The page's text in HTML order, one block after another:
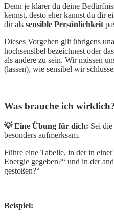
Denn je klarer du deine
kennst, desto eher kannst du dir
dir als sensible Persönlichkeit
Dieses Vorgehen gilt übrigens
hochsensibel bezeichnest oder
als andere zu sein. Wir müssen
(lassen), wie sensibel wir
Was brauche ich
💡 Eine Übung für dich: Sei
besonders aufmerksam.
Führe eine Tabelle, in der in
Energie gegeben?“ und in der
gestoßen?“
Beispiel: